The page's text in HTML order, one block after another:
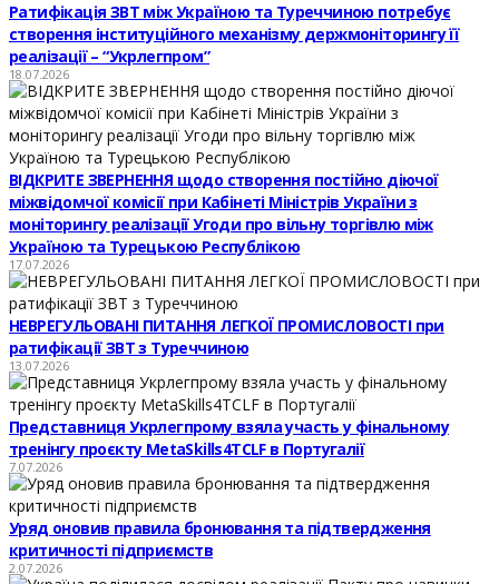
Ратифікація ЗВТ між Україною та Туреччиною потребує
створення інституційного механізму держмоніторингу її
реалізації – “Укрлегпром”
18.07.2026
ВІДКРИТЕ ЗВЕРНЕННЯ щодо створення постійно діючої
міжвідомчої комісії при Кабінеті Міністрів України з
моніторингу реалізації Угоди про вільну торгівлю між
Україною та Турецькою Республікою
17.07.2026
НЕВРЕГУЛЬОВАНІ ПИТАННЯ ЛЕГКОЇ ПРОМИСЛОВОСТІ при
ратифікації ЗВТ з Туреччиною
13.07.2026
Представниця Укрлегпрому взяла участь у фінальному
тренінгу проєкту MetaSkills4TCLF в Португалії
7.07.2026
Уряд оновив правила бронювання та підтвердження
критичності підприємств
2.07.2026